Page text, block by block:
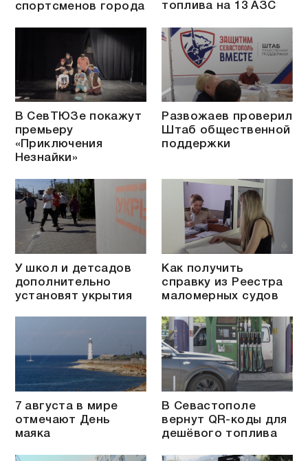
спортсменов города
топлива на 13 АЗС
В СевТЮЗе покажут
премьеру
«Приключения
Незнайки»
Развожаев проверил
Штаб общественной
поддержки
У школ и детсадов
дополнительно
установят укрытия
Как получить
справку из Реестра
маломерных судов
7 августа в мире
отмечают День
маяка
В Севастополе
вернут QR-коды для
дешёвого топлива